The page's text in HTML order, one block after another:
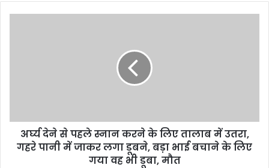
अर्घ्य देने से पहले स्नान करने के लिए तालाब में उतरा,
गहरे पानी में जाकर लगा डूबने, बड़ा भाई बचाने के लिए
गया वह भी डूबा, मौत